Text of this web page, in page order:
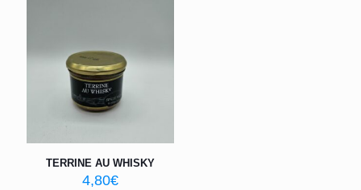
TERRINE AU WHISKY
4,80€